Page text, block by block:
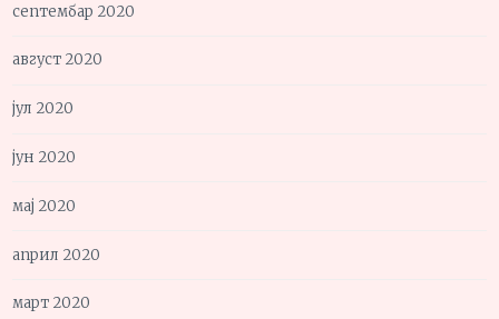
септембар 2020
август 2020
јул 2020
јун 2020
мај 2020
април 2020
март 2020